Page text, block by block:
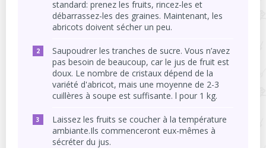
standard: prenez les fruits, rincez-les et
débarrassez-les des graines. Maintenant, les
abricots doivent sécher un peu.
Saupoudrer les tranches de sucre. Vous n’avez
pas besoin de beaucoup, car le jus de fruit est
doux. Le nombre de cristaux dépend de la
variété d'abricot, mais une moyenne de 2-3
cuillères à soupe est suffisante. l pour 1 kg.
Laissez les fruits se coucher à la température
ambiante.Ils commenceront eux-mêmes à
sécréter du jus.